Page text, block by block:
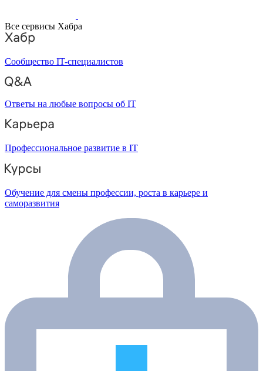
Все сервисы Хабра
Сообщество IT-специалистов
Ответы на любые вопросы об IT
Профессиональное развитие в IT
Обучение для смены профессии, роста в карьере и
саморазвития